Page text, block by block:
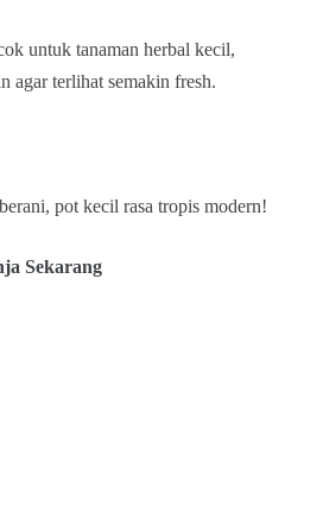
untuk tanaman herbal kecil,
agar terlihat semakin fresh.
pot kecil rasa tropis modern!
Sekarang